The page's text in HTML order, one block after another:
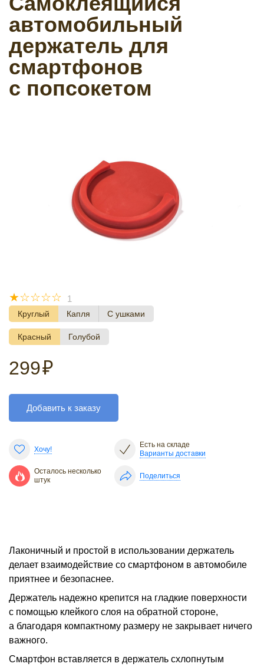
автомобильный
держатель для
смартфонов
с попсокетом
☆
☆
☆
☆
☆ 1
Круглый Капля С ушками
Красный Голубой
299₽
Добавить к заказу
Хочу!
Есть на складе
Варианты доставки
Осталось несколько
штук
Поделиться
Лаконичный и простой в использовании держатель
делает взаимодействие со смартфоном в автомобиле
приятнее и безопаснее.
Держатель надежно крепится на гладкие поверхности
с помощью клейкого слоя на обратной стороне,
а благодаря компактному размеру не закрывает ничего
важного.
Смартфон вставляется в держатель схлопнутым